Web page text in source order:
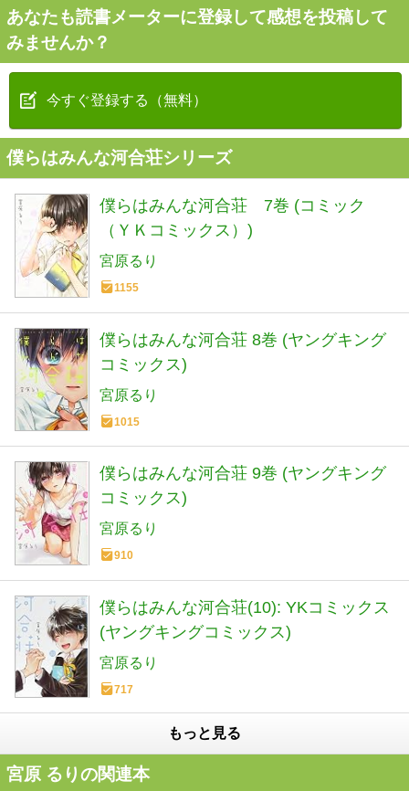
あなたも読書メーターに登録して感想を投稿して
みませんか？
今すぐ登録する（無料）
僕らはみんな河合荘シリーズ
僕らはみんな河合荘 7巻 (コミック
（ＹＫコミックス）)
宮原るり
1155
僕らはみんな河合荘 8巻 (ヤングキング
コミックス)
宮原るり
1015
僕らはみんな河合荘 9巻 (ヤングキング
コミックス)
宮原るり
910
僕らはみんな河合荘(10): YKコミックス
(ヤングキングコミックス)
宮原るり
717
もっと見る
宮原 るりの関連本